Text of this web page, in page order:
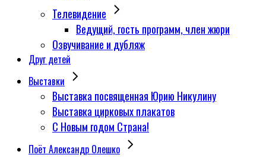
Телевидение
Ведущий, гость программ, член жюри
Озвучивание и дубляж
Друг детей
Выставки
Выставка посвященная Юрию Никулину
Выставка цирковых плакатов
С Новым годом Страна!
Поёт Александр Олешко